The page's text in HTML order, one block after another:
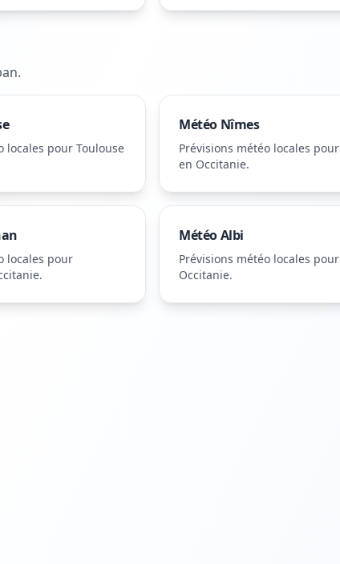
.
locales pour Toulouse
Météo Nîmes
Prévisions météo locales pour
en Occitanie.
locales pour
.
MétéoAlbi
Prévisions météo locales pour
Occitanie.